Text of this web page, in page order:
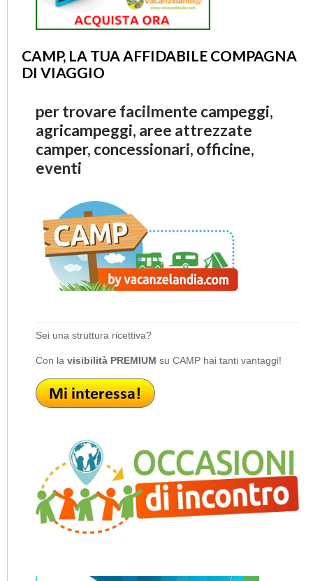
CAMP, LA TUA AFFIDABILE COMPAGNA
DI VIAGGIO
per trovare facilmente campeggi,
agricampeggi, aree attrezzate
camper, concessionari, officine,
eventi
Sei una struttura ricettiva?
Con la visibilità PREMIUM su CAMP hai tanti vantaggi!